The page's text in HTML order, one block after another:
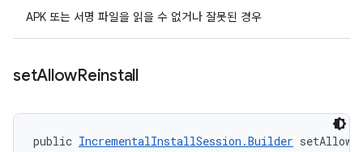
APK 또는 서명 파일을 읽을 수 없거나 잘못된 경우
setAllowReinstall
public IncrementalInstallSession.Builder